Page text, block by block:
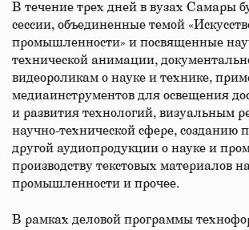
В течение трех дней в вузах Самары
сессии, объединенные темой
промышленности» и посвященные
технической анимации,
видеороликам о науке и технике,
медиаинструментов для освещения
и развития технологий, визуальным
научно-технической сфере, созданию
другой аудиопродукции о науке и
производству текстовых материалов
промышленности и прочее.
В рамках деловой программы